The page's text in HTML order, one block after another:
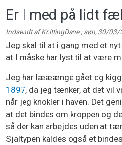
Er I med på lidt
Indsendt afKnittingDane , søn, 30/03/
Jeg skal til at i gang med et
at I måske har lyst til at være
Jeg har lææænge gået og
1897, da jeg tænker, at det vil
når jeg knokler i haven. Det
at det bindes om kroppen og
så der kan arbejdes uden at
Sjaltypen kaldes også et